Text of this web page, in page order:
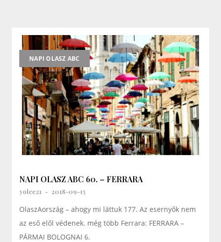
NAPI OLASZ ABC
NAPI OLASZ ABC 60. – FERRARA
yolee21 - 2018-09-15
OlaszAország – ahogy mi láttuk 177. Az esernyők nem
az eső elől védenek. még több Ferrara: FERRARA –
PÁRMAI BOLOGNAI 6.